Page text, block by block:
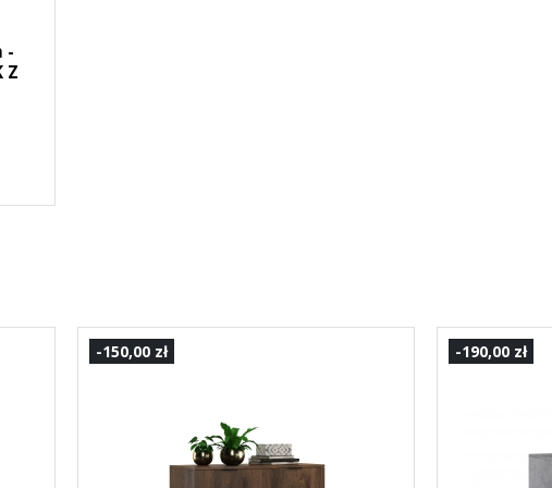
-
Z
-150,00 zł -190,00 zł